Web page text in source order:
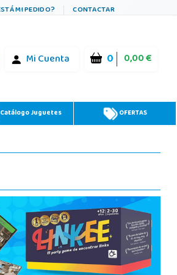
MI PEDIDO? CONTACTAR
Mi Cuenta 0 0,00 €
Catálogo Juguetes OFERTAS